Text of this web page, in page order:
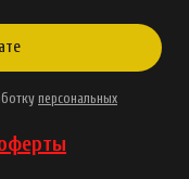
персональных